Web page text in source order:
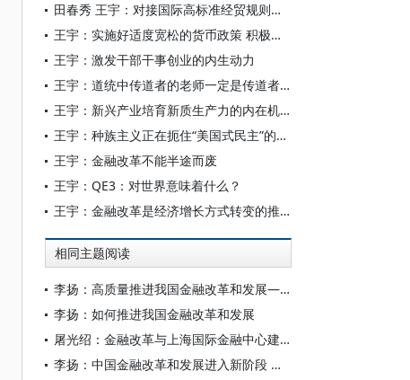
田春秀 王宇：对接国际高标准经贸规则增强绿色竞争力
王宇：实施好适度宽松的货币政策 积极应对国内外经济挑战
王宇：激发干部干事创业的内生动力
王宇：道统中传道者的老师一定是传道者吗？
王宇：新兴产业培育新质生产力的内在机制
王宇：种族主义正在扼住“美国式民主”的喉咙
王宇：金融改革不能半途而废
王宇：QE3：对世界意味着什么？
王宇：金融改革是经济增长方式转变的推动力量
相同主题阅读
李扬：高质量推进我国金融改革和发展——学习“十五五”金融改革规划体会
李扬：如何推进我国金融改革和发展
屠光绍：金融改革与上海国际金融中心建设
李扬：中国金融改革和发展进入新阶段 —— 学习党的二十大报告的初步体会